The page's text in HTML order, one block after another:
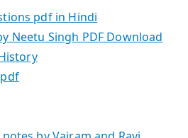
pdf in Hindi
Neetu Singh PDF Download